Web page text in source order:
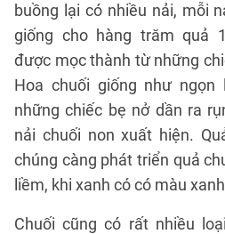
buồng lại có nhiều nải, mỗi
giống cho hàng trăm quả
được mọc thành từ những
Hoa chuối giống như ngọn
những chiếc bẹ nở dần ra
nải chuối non xuất hiện.
chúng càng phát triển quả
liềm, khi xanh có có màu
Chuối cũng có rất nhiều